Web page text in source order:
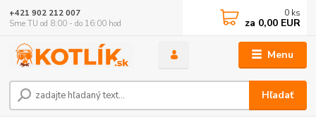
Menu
Hľadať
+421 902 212 007
Sme TU od 8:00 - do 16:00 hod
0 ks
za 0,00 EUR